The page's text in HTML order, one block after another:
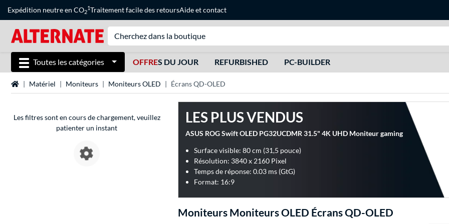
Expédition neutre en CO2
1Traitement facile des retoursAideetcontact
Toutes les catégories OFFRES DU JOUR REFURBISHED PC-BUILDER
Page d'accueil
Matériel Moniteurs Moniteurs OLED Écrans QD-OLED
Les filtres sont en cours de chargement, veuillez
patienter un instant
LES PLUS VENDUS
ASUS ROG Swift OLED PG32UCDMR 31.5" 4K UHD Moniteur gaming
Surface visible: 80 cm (31,5 pouce)
Résolution: 3840 x 2160 Pixel
Temps de réponse: 0.03 ms (GtG)
Format: 16:9
Moniteurs Moniteurs OLED Écrans QD-OLED